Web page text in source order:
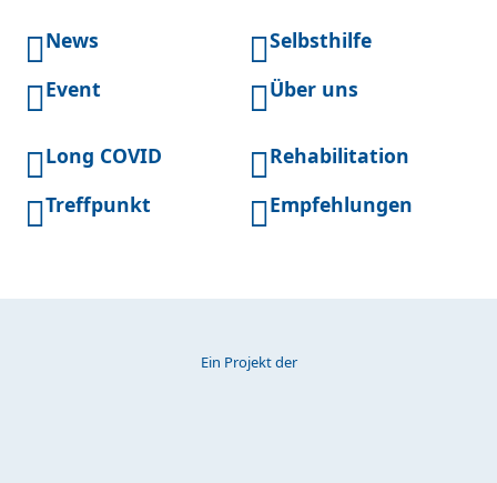
News
Selbsthilfe
Event
Über uns
Long COVID
Rehabilitation
Treffpunkt
Empfehlungen
Ein Projekt der